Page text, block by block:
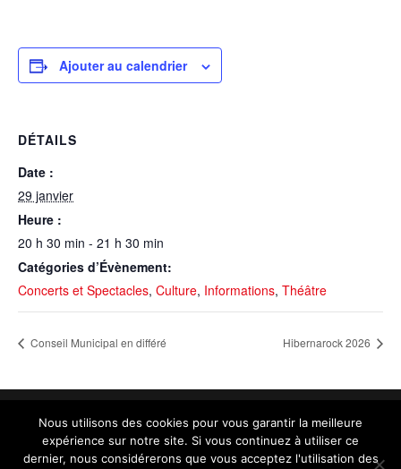
Ajouter au calendrier
DÉTAILS
Date :
29 janvier
Heure :
20 h 30 min - 21 h 30 min
Catégories d’Évènement:
Concerts et Spectacles, Culture, Informations, Théâtre
Conseil Municipal en différé Hibernarock 2026
Contact :administration@aurillac.fr|Mentions
légales |Accessibilité non conforme (refonte en
Nous utilisons des cookies pour vous garantir la meilleure
expérience sur notre site. Si vous continuez à utiliser ce
dernier, nous considérerons que vous acceptez l'utilisation des